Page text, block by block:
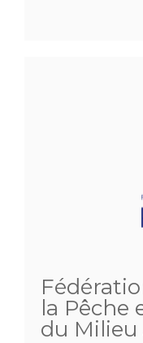
la Pêche
du